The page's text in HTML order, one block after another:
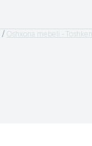
Oshxona mebeli -